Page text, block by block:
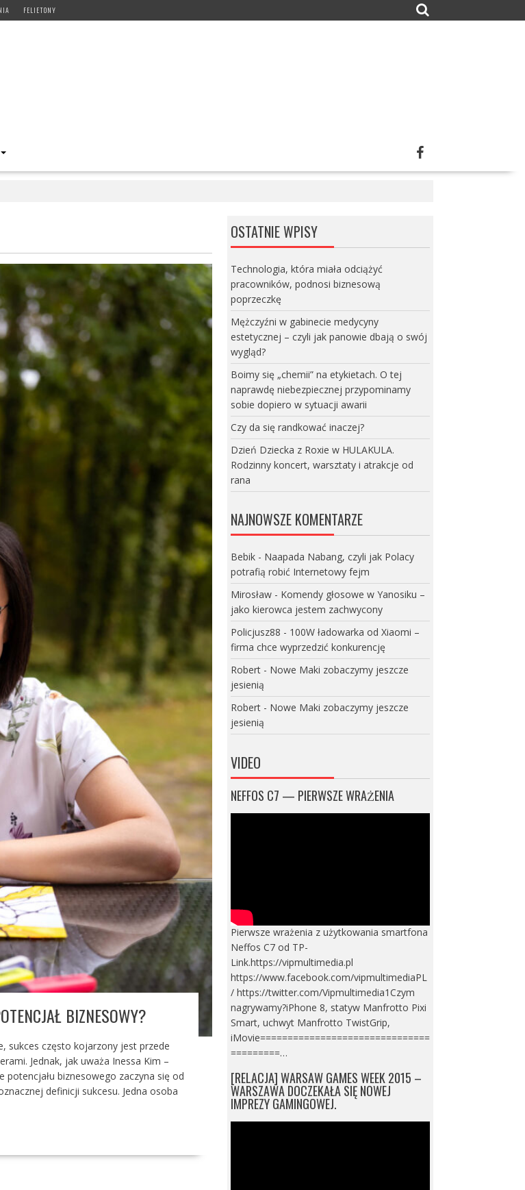
FELIETONY
BIZNESOWY?
sukces często kojarzony jest przede
Jednak, jak uważa Inessa Kim –
biznesowego zaczyna się od
definicji sukcesu. Jedna osoba
OSTATNIE WPISY
Technologia, która miała odciążyć
pracowników, podnosi biznesową
poprzeczkę
Mężczyźni w gabinecie medycyny
estetycznej – czyli jak panowie dbają o swój
wygląd?
Boimy się „chemii” na etykietach. O tej
naprawdę niebezpiecznej przypominamy
sobie dopiero w sytuacji awarii
Czy da się randkować inaczej?
Dzień Dziecka z Roxie w HULAKULA.
Rodzinny koncert, warsztaty i atrakcje od
rana
NAJNOWSZE KOMENTARZE
Bebik- Naapada Nabang, czyli jak Polacy
potrafią robić Internetowy fejm
Mirosław- Komendy głosowe w Yanosiku –
jako kierowca jestem zachwycony
Policjusz88 - 100W ładowarka od Xiaomi –
firma chce wyprzedzić konkurencję
Robert- Nowe Maki zobaczymy jeszcze
jesienią
Robert- Nowe Maki zobaczymy jeszcze
jesienią
VIDEO
NEFFOS C7 — PIERWSZE WRAŻENIA
Pierwsze wrażenia z użytkowania smartfona
Neffos C7 od TP-
Link.https://vipmultimedia.pl
https://www.facebook.com/vipmultimediaPL
/ https://twitter.com/Vipmultimedia1Czym
nagrywamy?iPhone 8, statyw Manfrotto Pixi
Smart, uchwyt Manfrotto TwistGrip,
iMovie===============================
=========…
[RELACJA] WARSAW GAMES WEEK 2015 –
WARSZAWA DOCZEKAŁA SIĘ NOWEJ
IMPREZY GAMINGOWEJ.